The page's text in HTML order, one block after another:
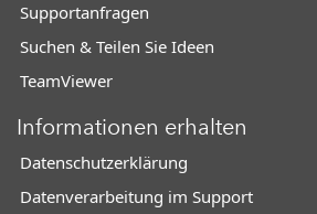
Supportanfragen
Suchen & Teilen Sie Ideen
TeamViewer
Informationen erhalten
Datenschutzerklärung
Datenverarbeitung im Support